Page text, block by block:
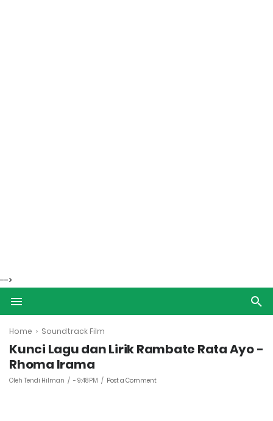
-->
Home › Soundtrack Film
Kunci Lagu dan Lirik Rambate Rata Ayo -
Rhoma Irama
Oleh Tendi Hilman - 9:48 PM Post a Comment